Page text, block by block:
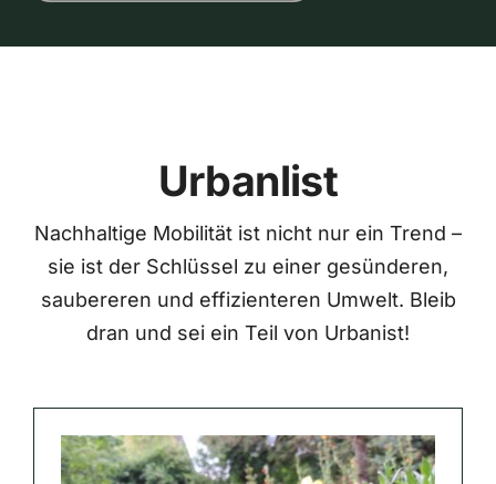
Urbanlist
Nachhaltige Mobilität ist nicht nur ein Trend –
sie ist der Schlüssel zu einer gesünderen,
saubereren und effizienteren Umwelt. Bleib
dran und sei ein Teil von Urbanist!